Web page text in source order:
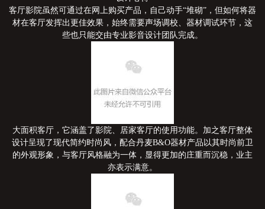
客厅影院虽然可通过在网上购买产品，自己动手“堆砌”，但如何将器
材在客厅发挥出更佳效果，始终需要声场调校、器材调试环节，这
些也只能交由专业影音设计团队完成。
大面积客厅，它涵盖了影院、居家客厅的使用功能。加之客厅整体
设计呈现了现代简约时尚风，配合丹麦B&O器材产品以其时尚前卫
的外观形象，与客厅风格融为一体，显得更加的庄重而沉稳，业主
亦表示满意。